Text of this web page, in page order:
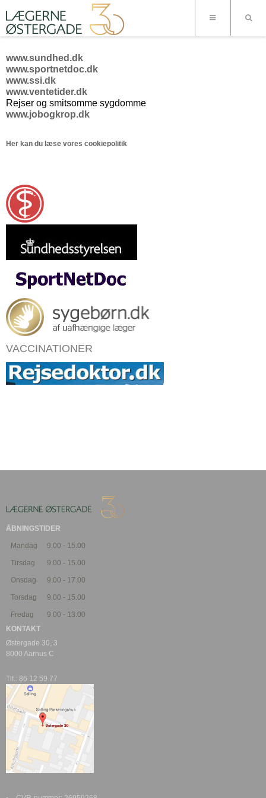
www.sundhed.dk
www.sportnetdoc.dk
www.ssi.dk
www.ventetider.dk
Rejser og smitsomme sygdomme
www.jobogkrop.dk
Her kan du læse vores cookiepolitik
VACCINATIONER
ÅBNINGSTIDER
Mandag 9.00 - 15.00
Tirsdag 9.00 - 15.00
Onsdag 9.00 - 17.00
Torsdag 9.00 - 15.00
Fredag
9.00 - 13.00
KONTAKT
Østergade 30, 3
8000 Aarhus C
Tlf.: 86 12 59 77